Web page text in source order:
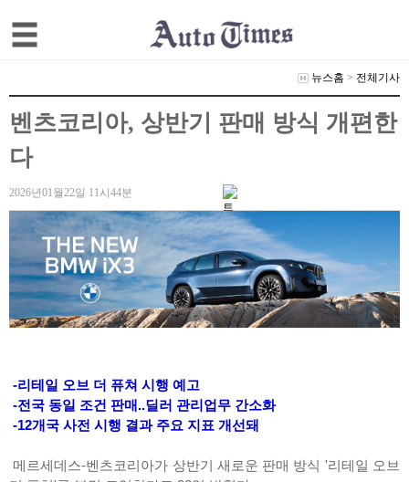
뉴스홈 > 전체기사
벤츠코리아, 상반기 판매 방식 개편한
다
2026년01월22일 11시44분
-리테일 오브 더 퓨쳐 시행 예고
-전국 동일 조건 판매..딜러 관리업무 간소화
-12개국 사전 시행 결과 주요 지표 개선돼
메르세데스-벤츠코리아가 상반기 새로운 판매 방식 '리테일 오브